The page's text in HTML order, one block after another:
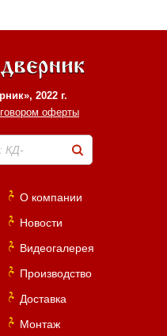
2022 г.
оферты
КД-
О компании
Новости
Видеогалерея
Производство
Доставка
Монтаж